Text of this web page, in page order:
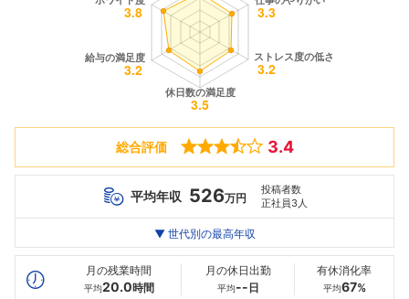
総合評価 3.4
平均年収 526万円
投稿者数
正社員3人
最高年収
20代
674万
30代
--万
--万
▼ 世代別の最高年収
月の残業時間
平均20.0時間
月の休日出勤
平均-- 日
有休消化率
平均67%